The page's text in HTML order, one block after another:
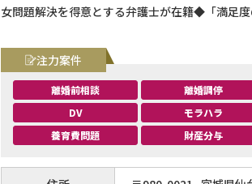
女問題解決を得意とする弁護士が在籍◆「満足
注力案件
離婚前相談 離婚調停
DV
モラハラ
養育費問題
財産分与